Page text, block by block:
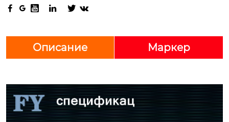
     
Описание Маркер